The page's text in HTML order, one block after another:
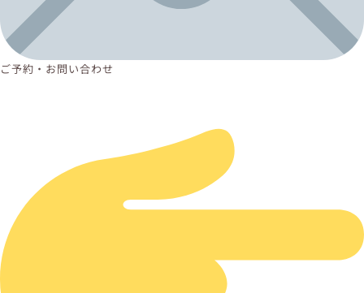
ご予約・お問い合わせ